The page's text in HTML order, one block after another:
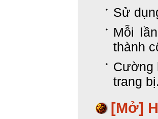
Sử
Mỗi
thành
Cường
trang
[Mở]